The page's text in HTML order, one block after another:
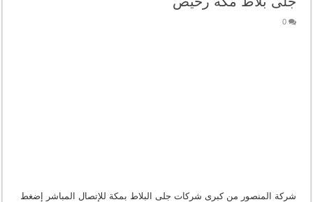
0
شركة المنصور من كبرى شركات جلى البلاط بمكة للإتصال المباشر إضغط